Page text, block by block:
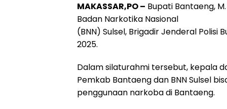
c
e
b
o
k
a
t
s
p
p
l
e
g
a
m
r
e
a
s
a
e
MAKASSAR,PO – Bupati Bantaeng,
Badan Narkotika Nasional
(BNN) Sulsel, Brigadir Jenderal Polisi
2025.
Dalam silaturahmi tersebut, kepala
Pemkab Bantaeng dan BNN Sulsel
penggunaan narkoba di Bantaeng.